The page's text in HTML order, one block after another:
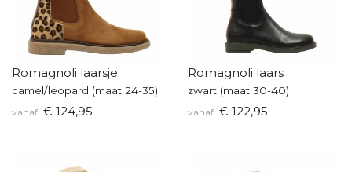
Romagnoli laarsje
camel/leopard (maat 24-35)
vanaf € 124,95
Romagnoli laars
zwart (maat 30-40)
vanaf € 122,95